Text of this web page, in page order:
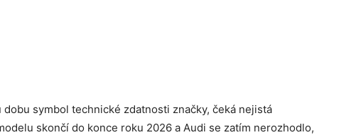
symbol technické zdatnosti značky, čeká nejistá
skončí do konce roku 2026 a Audi se zatím nerozhodlo,